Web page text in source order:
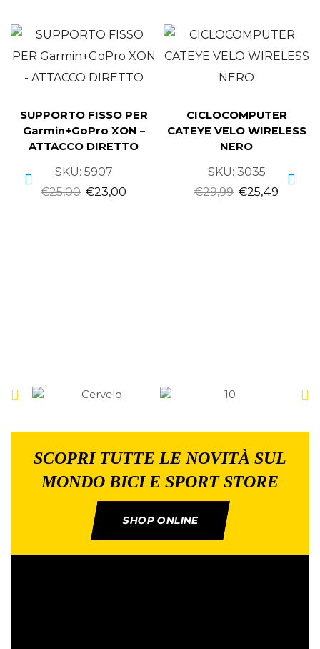
SUPPORTO FISSO PER
Garmin+GoPro XON –
ATTACCO DIRETTO
SKU: 5907
€25,00 €23,00
CICLOCOMPUTER
CATEYE VELO WIRELESS
NERO
SKU: 3035
€29,99 €25,49
SCOPRI TUTTE LE NOVITÀ SUL
MONDO BICI E SPORT STORE
SHOP ONLINE